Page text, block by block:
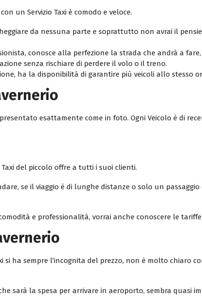
un Servizio Taxi è comodo e veloce.
da nessuna parte e soprattutto non avrai il
conosce alla perfezione la strada che andrà a
senza rischiare di perdere il volo o il treno.
ha la disponibilità di garantire più veicoli allo stesso
esattamente come in foto. Ogni Veicolo è di
del piccolo offre a tutti i suoi clienti.
se il viaggio è di lunghe distanze o solo un
e professionalità, vorrai anche conoscere le
si ha sempre l’incognita del prezzo, non è molto chiaro
sarà la spesa per arrivare in aeroporto, sembra quasi